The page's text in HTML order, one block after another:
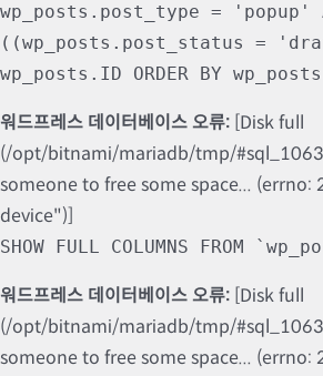
wp_posts.post_type = 'popup'
((wp_posts.post_status =
wp_posts.ID ORDER BY
워드프레스 데이터베이스 오류: [Disk full
(/opt/bitnami/mariadb/tmp/
someone to free some space... (errno:
device")]
SHOW FULL COLUMNS FROM
워드프레스 데이터베이스 오류: [Disk full
(/opt/bitnami/mariadb/tmp/
someone to free some space... (errno: